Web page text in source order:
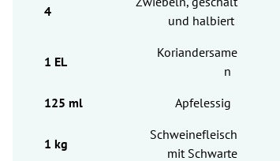
und halbiert
Koriandersame
n
Apfelessig
Schweinefleisch
mit Schwarte